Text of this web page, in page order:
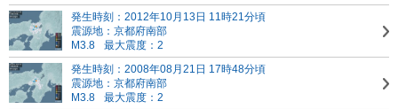
発生時刻：2012年10月13日 11時21分頃
震源地：京都府南部
M3.8
最大震度：2
発生時刻：2008年08月21日 17時48分頃
震源地：京都府南部
M3.8
最大震度：2